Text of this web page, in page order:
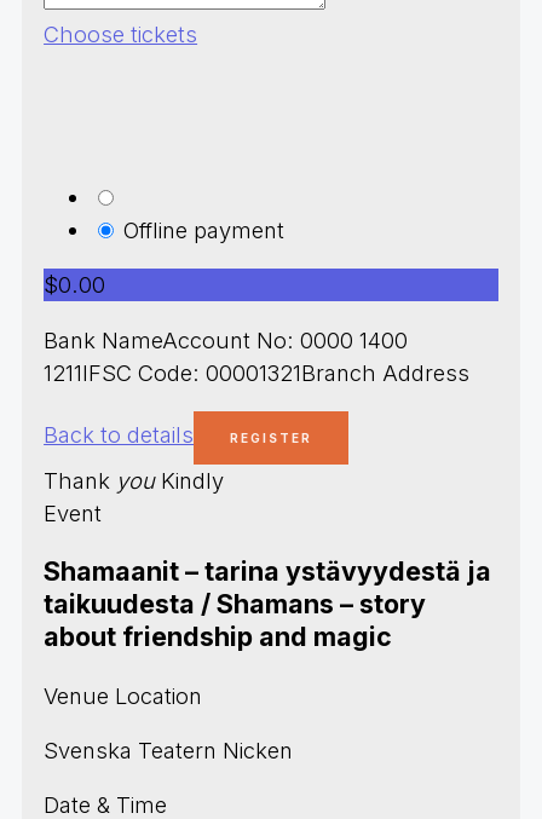
Choose tickets
Offline payment
$0.00
Bank NameAccount No: 0000 1400
1211IFSC Code: 00001321Branch Address
Back to details
Thank youKindly
Event
Shamaanit – tarina ystävyydestä ja
taikuudesta / Shamans – story
about friendship and magic
Venue Location
Svenska Teatern Nicken
Date & Time